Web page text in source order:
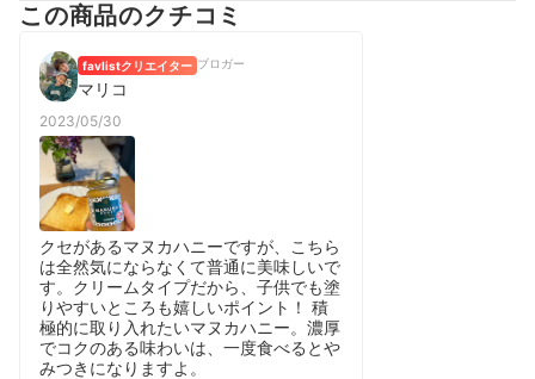
この商品のクチコミ
favlistクリエイター ブロガー
マリコ
2023/05/30
クセがあるマヌカハニーですが、こちら
は全然気にならなくて普通に美味しいで
す。クリームタイプだから、子供でも塗
りやすいところも嬉しいポイント！ 積
極的に取り入れたいマヌカハニー。濃厚
でコクのある味わいは、一度食べるとや
みつきになりますよ。